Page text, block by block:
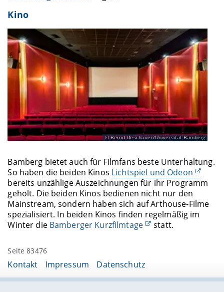
Kino
Bernd Deschauer/Universität Bamberg
Bamberg bietet auch für Filmfans beste Unterhaltung.
So haben die beiden Kinos Lichtspiel und Odeon
bereits unzählige Auszeichnungen für ihr Programm
geholt. Die beiden Kinos bedienen nicht nur den
Mainstream, sondern haben sich auf Arthouse-Filme
spezialisiert. In beiden Kinos finden regelmäßig im
Winter die Bamberger Kurzfilmtage statt.
Seite 83476
Kontakt Impressum Datenschutz